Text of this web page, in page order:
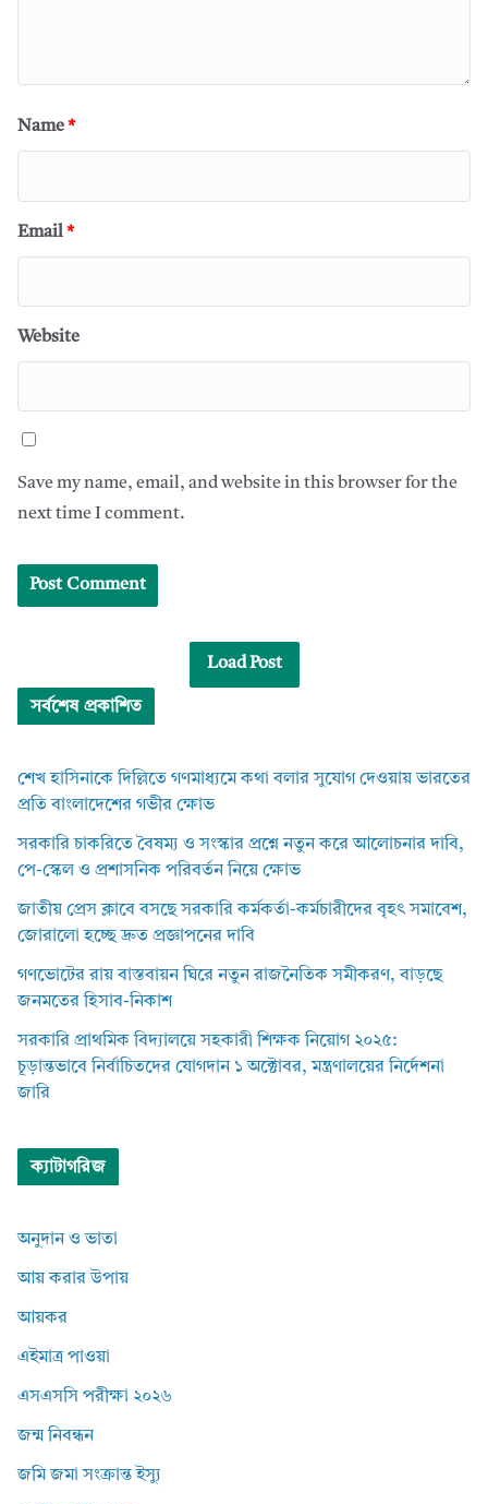
Name*
Email*
Website
Save my name, email, and website in this browser for the
next time I comment.
Load Post
সর্বশেষ প্রকাশিত
শেখ হাসিনাকে দিল্লিতে গণমাধ্যমে কথা বলার সুযোগ দেওয়ায় ভারতের
প্রতি বাংলাদেশের গভীর ক্ষোভ
সরকারি চাকরিতে বৈষম্য ও সংস্কার প্রশ্নে নতুন করে আলোচনার দাবি,
পে-স্কেল ও প্রশাসনিক পরিবর্তন নিয়ে ক্ষোভ
জাতীয় প্রেস ক্লাবে বসছে সরকারি কর্মকর্তা-কর্মচারীদের বৃহৎ সমাবেশ,
জোরালো হচ্ছে দ্রুত প্রজ্ঞাপনের দাবি
গণভোটের রায় বাস্তবায়ন ঘিরে নতুন রাজনৈতিক সমীকরণ, বাড়ছে
জনমতের হিসাব-নিকাশ
সরকারি প্রাথমিক বিদ্যালয়ে সহকারী শিক্ষক নিয়োগ ২০২৫:
চূড়ান্তভাবে নির্বাচিতদের যোগদান ১ অক্টোবর, মন্ত্রণালয়ের নির্দেশনা
জারি
ক্যাটাগরিজ
অনুদান ও ভাতা
আয় করার উপায়
আয়কর
এইমাত্র পাওয়া
এসএসসি পরীক্ষা ২০২৬
জন্ম নিবন্ধন
জমি জমা সংক্রান্ত ইস্যু